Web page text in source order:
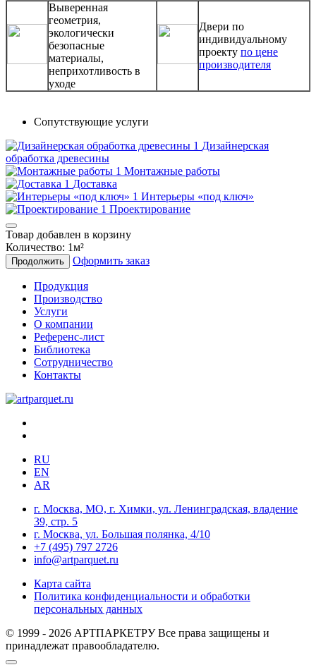
Выверенная
геометрия,
экологически
безопасные
материалы,
неприхотливость в
уходе
Двери по
индивидуальному
проекту по цене
производителя
Сопутствующие услуги
Дизайнерская
обработка древесины
Монтажные работы
Доставка
Интерьеры «под ключ»
Проектирование
Товар добавлен в корзину
Количество: 1м²
Продолжить Оформить заказ
Продукция
Производство
Услуги
О компании
Референс-лист
Библиотека
Сотрудничество
Контакты
RU
EN
AR
г. Москва, МО, г. Химки, ул. Ленинградская, владение
39, стр. 5
г. Москва, ул. Большая полянка, 4/10
+7 (495) 797 2726
info@artparquet.ru
Карта сайта
Политика конфиденциальности и обработки
персональных данных
© 1999 - 2026 АРТПАРКЕТРУ Все права защищены и
принадлежат правообладателю.